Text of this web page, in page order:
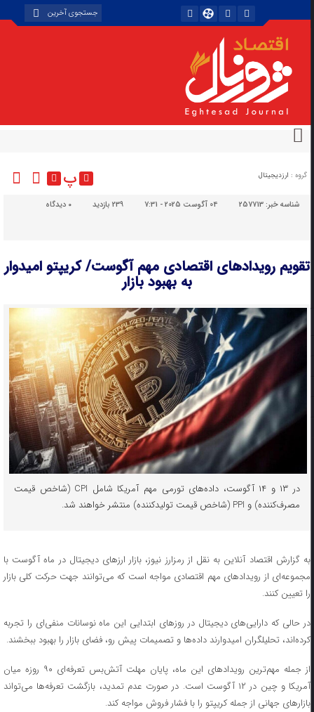
گروه : ارزدیجیتال پ
شناسه خبر:257713 04 آگوست 2025 - 7:31 239 بازدید دیدگاه
تقویم رویدادهای اقتصادی مهم آگوست/ کریپتو امیدوار
به بهبود بازار
در ۱۳ و ۱۴ آگوست، داده‌های تورمی مهم آمریکا شامل CPI (شاخص قیمت
مصرف‌کننده) و PPI (شاخص قیمت تولیدکننده) منتشر خواهند شد.
به گزارش اقتصاد آنلاین به نقل از رمزارز نیوز، بازار ارز‌های دیجیتال در ماه آگوست با
مجموعه‌ای از رویداد‌های مهم اقتصادی مواجه است که می‌توانند جهت حرکت کلی بازار
را تعیین کنند.
در حالی که دارایی‌های دیجیتال در روز‌های ابتدایی این ماه نوسانات منفی‌ای را تجربه
کرده‌اند، تحلیلگران امیدوارند داده‌ها و تصمیمات پیش رو، فضای بازار را بهبود ببخشند.
از جمله مهم‌ترین رویداد‌های این ماه، پایان مهلت آتش‌بس تعرفه‌ای ۹۰ روزه میان
آمریکا و چین در ۱۲ آگوست است. در صورت عدم تمدید، بازگشت تعرفه‌ها می‌تواند
بازار‌های جهانی از جمله کریپتو را با فشار فروش مواجه کند.